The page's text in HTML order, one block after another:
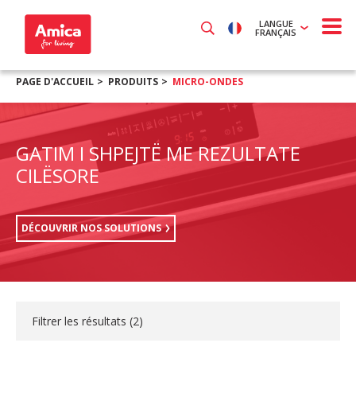
LANGUE
FRANÇAIS
PAGE D'ACCUEIL PRODUITS MICRO-ONDES
GATIM I SHPEJTË ME REZULTATE
CILËSORE
DÉCOUVRIR NOS SOLUTIONS
Filtrer les résultats (2)